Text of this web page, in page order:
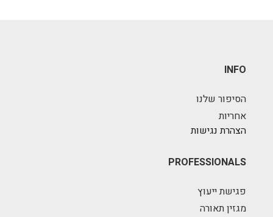
INFO
הסיפור שלנו
אחריות
הצהרת נגישות
PROFESSIONALS
פגישת ייעוץ
מגזין תאורה